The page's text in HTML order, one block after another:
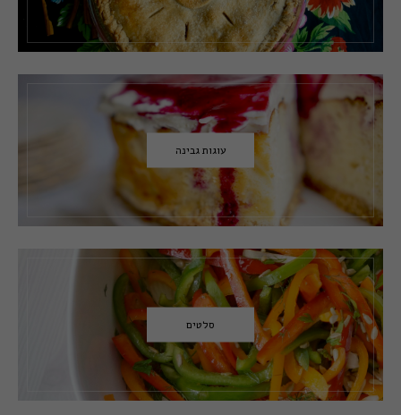
עוגות גבינה
סלטים